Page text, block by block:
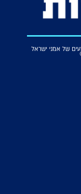
של אמני ישראל